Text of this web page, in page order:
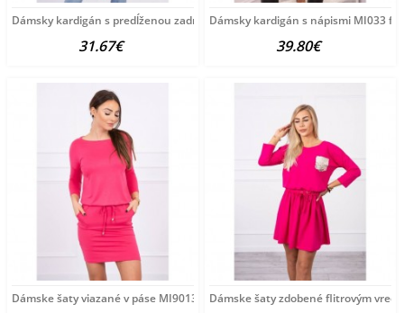
Dámsky kardigán s predĺženou zadnou stranou MI8998 fuchsia
31.67€
Dámsky kardigán s nápismi MI033
39.80€
Dámske šaty viazané v páse MI9013 fuchsia Univerzálna
Dámske šaty zdobené flitrovým